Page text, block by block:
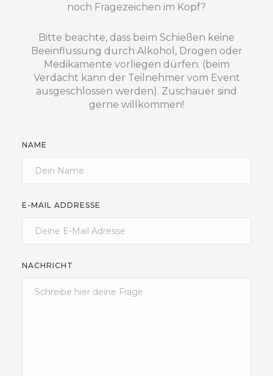
noch Fragezeichen im Kopf?
Bitte beachte, dass beim Schießen keine
Beeinflussung durch Alkohol, Drogen oder
Medikamente vorliegen dürfen. (beim
Verdacht kann der Teilnehmer vom Event
ausgeschlossen werden). Zuschauer sind
gerne willkommen!
NAME
E-MAIL ADDRESSE
NACHRICHT